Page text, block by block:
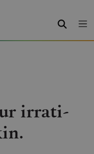
BILATU
irrati-